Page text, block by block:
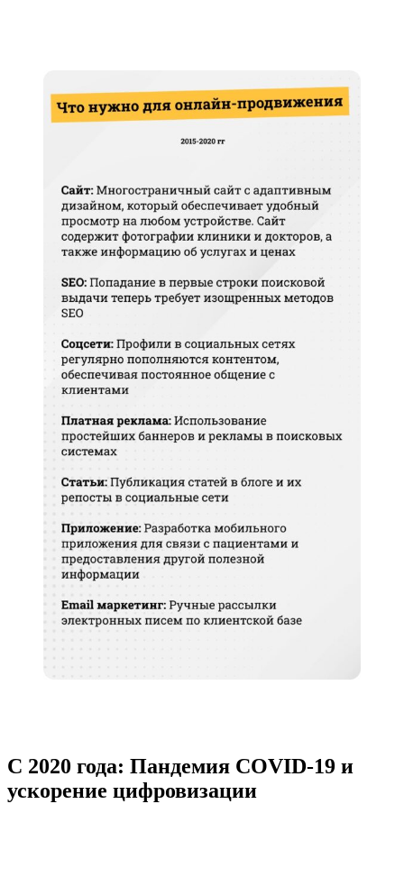
С 2020 года: Пандемия COVID-19 и
ускорение цифровизации